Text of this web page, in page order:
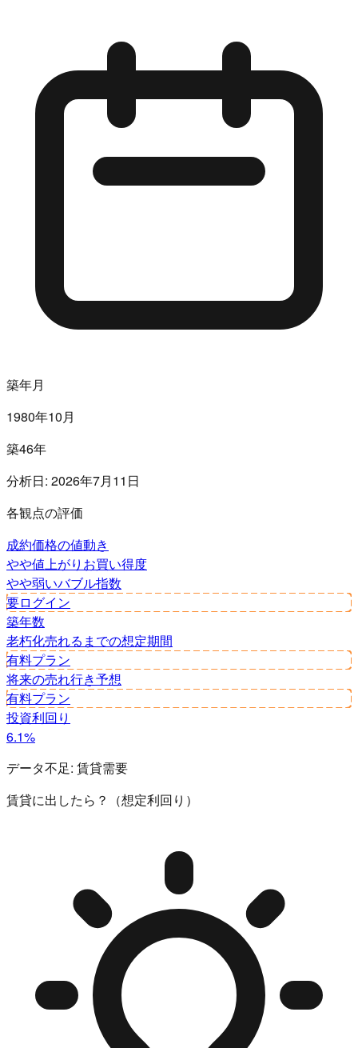
築年月
1980年10月
築46年
分析日: 2026年7月11日
各観点の評価
成約価格の値動き
やや値上がり お買い得度
やや弱いバブル指数
要ログイン
築年数
老朽化売れるまでの想定期間
有料プラン
将来の売れ行き予想
有料プラン
投資利回り
6.1%
データ不足: 賃貸需要
賃貸に出したら？（想定利回り）